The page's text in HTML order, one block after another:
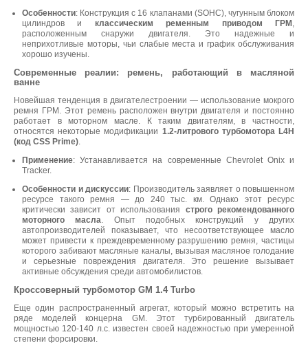
Особенности: Конструкция с 16 клапанами (SOHC), чугунным блоком
цилиндров и классическим ременным приводом ГРМ ,
расположенным снаружи двигателя. Это надежные и
неприхотливые моторы, чьи слабые места и график обслуживания
хорошо изучены.
Современные реалии: ремень, работающий в масляной
ванне
Новейшая тенденция в двигателестроении — использование мокрого
ремня ГРМ. Этот ремень расположен внутри двигателя и постоянно
работает в моторном масле. К таким двигателям, в частности,
относятся некоторые модификации 1.2-литрового турбомотора L4H
(код CSS Prime).
Применение: Устанавливается на современные Chevrolet Onix и
Tracker.
Особенности и дискуссии: Производитель заявляет о повышенном
ресурсе такого ремня — до 240 тыс. км. Однако этот ресурс
критически зависит от использования строго рекомендованного
моторного масла. Опыт подобных конструкций у других
автопроизводителей показывает, что несоответствующее масло
может привести к преждевременному разрушению ремня, частицы
которого забивают масляные каналы, вызывая масляное голодание
и серьезные повреждения двигателя. Это решение вызывает
активные обсуждения среди автомобилистов.
Кроссоверный турбомотор GM 1.4 Turbo
Еще один распространенный агрегат, который можно встретить на
ряде моделей концерна GM. Этот турбированный двигатель
мощностью 120-140 л.с. известен своей надежностью при умеренной
степени форсировки.